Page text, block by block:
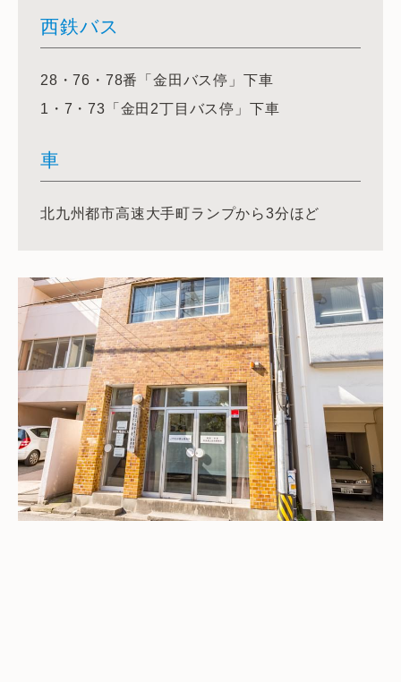
西鉄バス
28・76・78番「金田バス停」下車
1・7・73「金田2丁目バス停」下車
車
北九州都市高速大手町ランプから3分ほど